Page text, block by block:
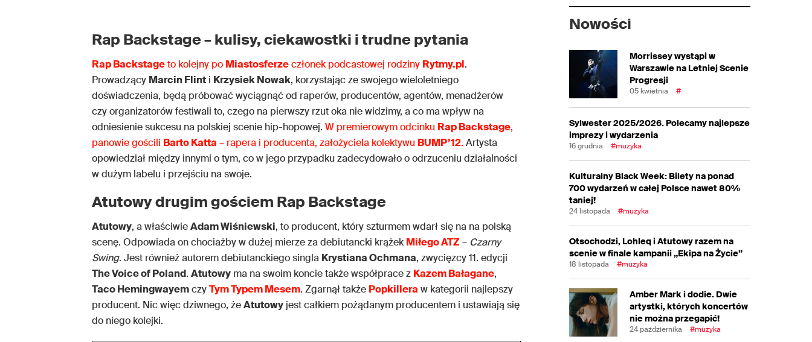
Rap Backstage – kulisy, ciekawostki i trudne pytania
Rap Backstageto kolejny po Miastosferzeczłonek podcastowej rodziny Rytmy.pl.
Prowadzący Marcin Flint i Krzysiek Nowak, korzystając ze swojego wieloletniego
doświadczenia, będą próbować wyciągnąć od raperów, producentów, agentów, menadżerów
czy organizatorów festiwali to, czego na pierwszy rzut oka nie widzimy, a co ma wpływ na
odniesienie sukcesu na polskiej scenie hip-hopowej. W premierowym odcinku Rap Backstage,
panowie gościli Barto Katta – rapera i producenta, założyciela kolektywu BUMP’12. Artysta
opowiedział między innymi o tym, co w jego przypadku zadecydowało o odrzuceniu działalności
w dużym labelu i przejściu na swoje.
Atutowy drugim gościem Rap Backstage
Atutowy, a właściwieAdam Wiśniewski, to producent, który szturmem wdarł się na na polską
scenę. Odpowiada on chociażby w dużej mierze za debiutancki krążekMiłego ATZ – Czarny
Swing. Jest również autorem debiutanckiego singla Krystiana Ochmana, zwycięzcy 11. edycji
The Voice of Poland. Atutowy ma na swoim koncie także współprace z Kazem Bałagane,
Taco HemingwayemczyTym Typem Mesem. Zgarnął także Popkillera w kategorii najlepszy
producent. Nic więc dziwnego, żeAtutowy jest całkiem pożądanym producentem i ustawiają się
do niego kolejki.
Nowości
Morrissey wystąpi w
Warszawie na Letniej Scenie
Progresji
05 kwietnia #
Sylwester 2025/2026. Polecamy najlepsze
imprezy i wydarzenia
16 grudnia #muzyka
Kulturalny Black Week: Bilety na ponad
700 wydarzeń w całej Polsce nawet 80%
taniej!
24 listopada #muzyka
Otsochodzi, Lohleq i Atutowy razem na
scenie w finale kampanii „Ekipa na Życie”
18 listopada #muzyka
Amber Mark i dodie. Dwie
artystki, których koncertów
nie można przegapić!
24 października #muzyka